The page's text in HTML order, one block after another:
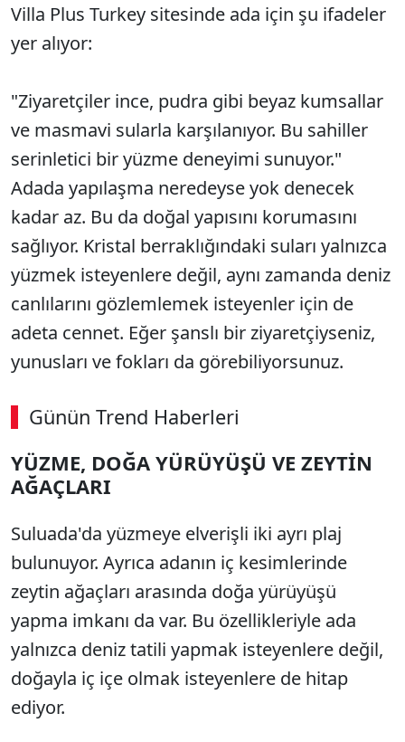
Villa Plus Turkey sitesinde ada için şu ifadeler
yer alıyor:
"Ziyaretçiler ince, pudra gibi beyaz kumsallar
ve masmavi sularla karşılanıyor. Bu sahiller
serinletici bir yüzme deneyimi sunuyor."
Adada yapılaşma neredeyse yok denecek
kadar az. Bu da doğal yapısını korumasını
sağlıyor. Kristal berraklığındaki suları yalnızca
yüzmek isteyenlere değil, aynı zamanda deniz
canlılarını gözlemlemek isteyenler için de
adeta cennet. Eğer şanslı bir ziyaretçiyseniz,
yunusları ve fokları da görebiliyorsunuz.
Günün Trend Haberleri
SÖZCÜ SON DAKİKA
YÜZME, DOĞA YÜRÜYÜŞÜ VE ZEYTİN
AĞAÇLARI
Suluada'da yüzmeye elverişli iki ayrı plaj
bulunuyor. Ayrıca adanın iç kesimlerinde
zeytin ağaçları arasında doğa yürüyüşü
yapma imkanı da var. Bu özellikleriyle ada
yalnızca deniz tatili yapmak isteyenlere değil,
doğayla iç içe olmak isteyenlere de hitap
ediyor.